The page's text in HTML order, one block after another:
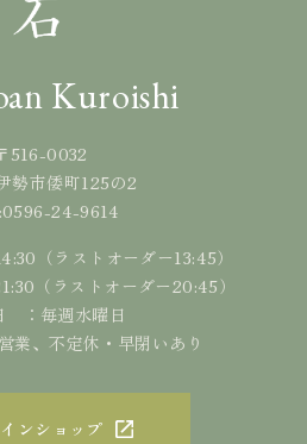
Kuroishi
516-0032
勢市倭町125の2
0596-24-9614
（ラストオーダー13:45）
（ラストオーダー20:45）
：毎週水曜日
業、不定休・早閉いあり
ンショップ